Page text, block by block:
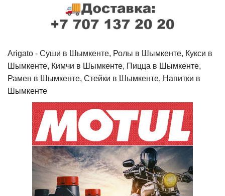
Arigato - Cуши в Шымкенте, Ролы в Шымкенте, Кукси в
Шымкенте, Кимчи в Шымкенте, Пицца в Шымкенте,
Рамен в Шымкенте, Стейки в Шымкенте, Напитки в
Шымкенте